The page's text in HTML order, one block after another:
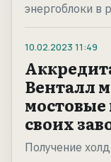
энергоблоки в
10.02.2023 11:49
Венталл
своих
Получение